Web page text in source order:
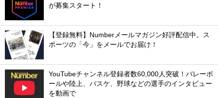
が募集スタート！
【登録無料】Numberメールマガジン好評配信中。ス
ポーツの「今」をメールでお届け！
YouTubeチャンネル登録者数60,000人突破！バレーボ
ールや陸上、バスケ、野球などの選手のインタビュー
を動画で